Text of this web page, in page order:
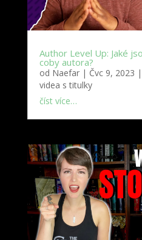
Author Level Up: Jaké
coby autora?
od Naefar| Čvc 9, 2023 |
videa s titulky
číst více…